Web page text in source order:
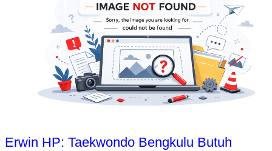
Erwin HP: Taekwondo Bengkulu Butuh